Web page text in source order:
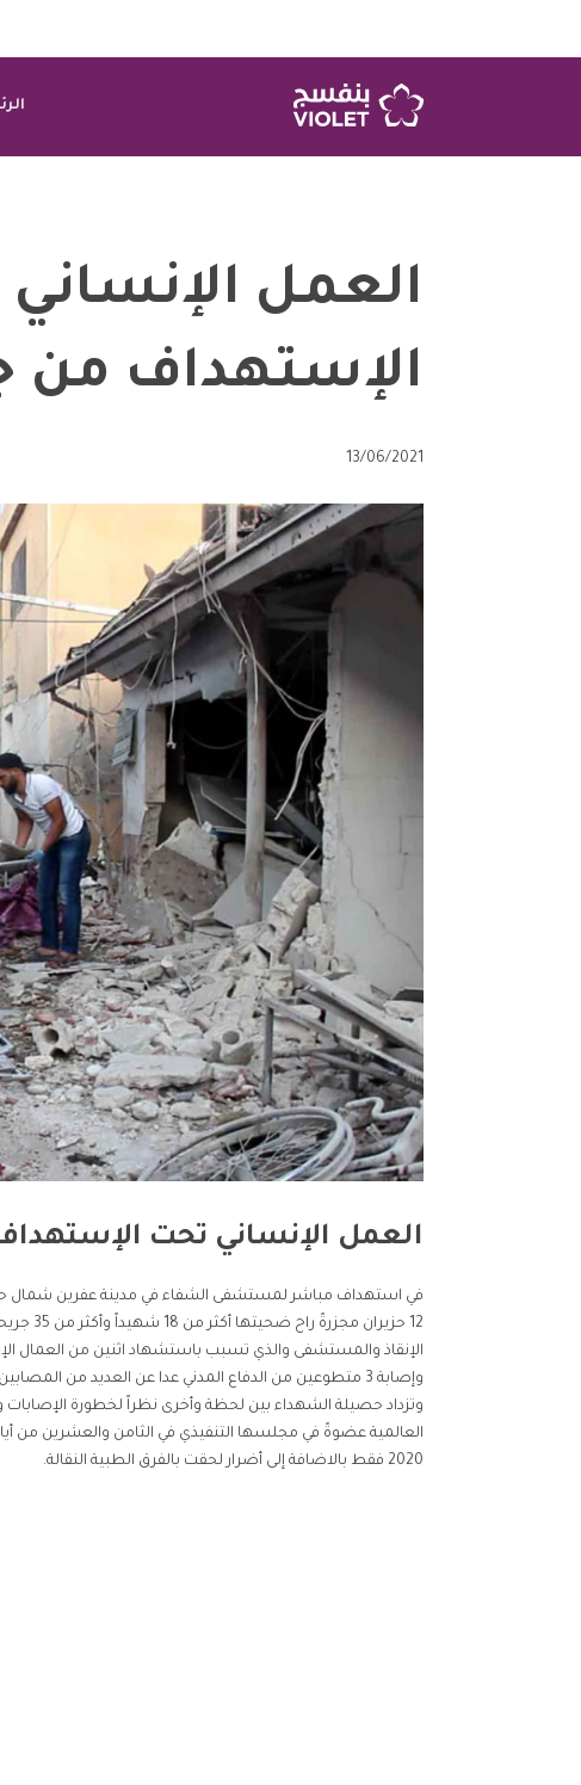
العمل
الإستهداف من
13/06/2021
العمل الإنساني تحت
في استهداف مباشر لمستشفى الشفاء في مدينة عفرين شمال
12
وإصابة 3 متطوعين من الدفاع المدني عدا عن العديد من
وتزداد حصيلة الشهداء بين لحظة وأخرى نظراً لخطورة
2020 فقط بالاضافة إلى أضرار لحقت بالفرق الطبية النقالة.